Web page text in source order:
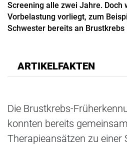
Screening alle zwei Jahre. Doch
Vorbelastung vorliegt, zum
Schwester bereits an Brustkrebs
ARTIKELFAKTEN
Die Brustkrebs-
konnten bereits
Therapieansätzen zu einer